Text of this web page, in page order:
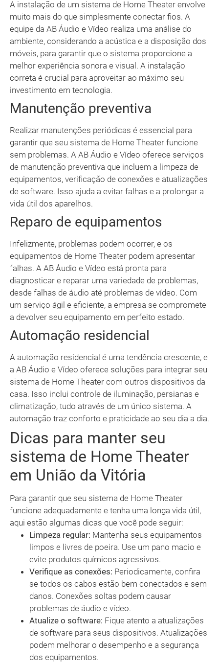
A instalação de um sistema de Home Theater envolve
muito mais do que simplesmente conectar fios. A
equipe da AB Áudio e Vídeo realiza uma análise do
ambiente, considerando a acústica e a disposição dos
móveis, para garantir que o sistema proporcione a
melhor experiência sonora e visual. A instalação
correta é crucial para aproveitar ao máximo seu
investimento em tecnologia.
Manutenção preventiva
Realizar manutenções periódicas é essencial para
garantir que seu sistema de Home Theater funcione
sem problemas. A AB Áudio e Vídeo oferece serviços
de manutenção preventiva que incluem a limpeza de
equipamentos, verificação de conexões e atualizações
de software. Isso ajuda a evitar falhas e a prolongar a
vida útil dos aparelhos.
Reparo de equipamentos
Infelizmente, problemas podem ocorrer, e os
equipamentos de Home Theater podem apresentar
falhas. A AB Áudio e Vídeo está pronta para
diagnosticar e reparar uma variedade de problemas,
desde falhas de áudio até problemas de vídeo. Com
um serviço ágil e eficiente, a empresa se compromete
a devolver seu equipamento em perfeito estado.
Automação residencial
A automação residencial é uma tendência crescente, e
a AB Áudio e Vídeo oferece soluções para integrar seu
sistema de Home Theater com outros dispositivos da
casa. Isso inclui controle de iluminação, persianas e
climatização, tudo através de um único sistema. A
automação traz conforto e praticidade ao seu dia a dia.
Dicas para manter seu
sistema de Home Theater
em União da Vitória
Para garantir que seu sistema de Home Theater
funcione adequadamente e tenha uma longa vida útil,
aqui estão algumas dicas que você pode seguir:
Limpeza regular: Mantenha seus equipamentos
limpos e livres de poeira. Use um pano macio e
evite produtos químicos agressivos.
Verifique as conexões: Periodicamente, confira
se todos os cabos estão bem conectados e sem
danos. Conexões soltas podem causar
problemas de áudio e vídeo.
Atualize o software: Fique atento a atualizações
de software para seus dispositivos. Atualizações
podem melhorar o desempenho e a segurança
dos equipamentos.